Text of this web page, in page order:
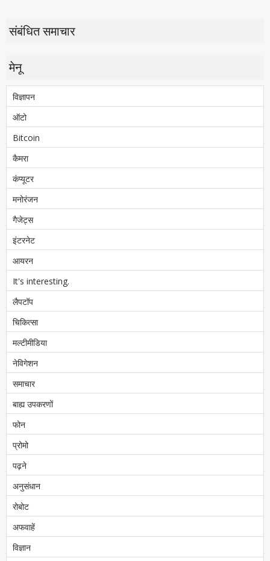
संबंधित समाचार
मेनू
विज्ञापन
ऑटो
Bitcoin
कैमरा
कंप्यूटर
मनोरंजन
गैजेट्स
इंटरनेट
आयरन
It's interesting.
लैपटॉप
चिकित्सा
मल्टीमीडिया
नेविगेशन
समाचार
बाह्य उपकरणों
फोन
प्रोमो
पढ़ने
अनुसंधान
रोबोट
अफवाहें
विज्ञान